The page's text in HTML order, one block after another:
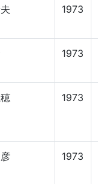
1973
1973
1973
1973